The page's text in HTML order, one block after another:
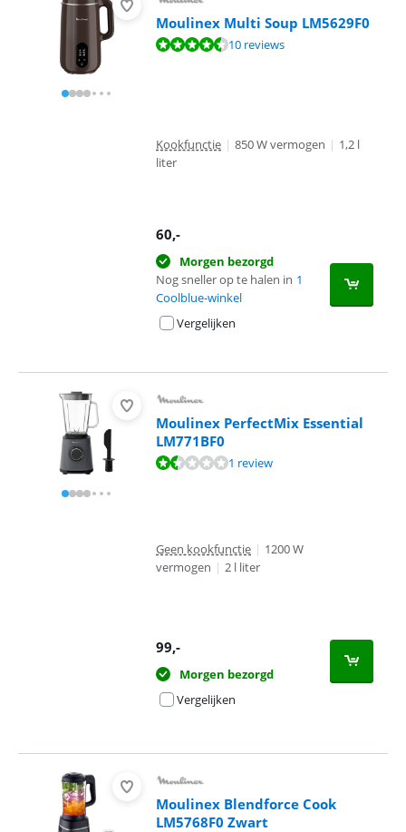
Moulinex Multi Soup LM5629F0
Beoordeling is 9,2 van de 10, gebaseerd op 10 reviews.
10 reviews
Kookfunctie | 850 W vermogen | 1,2 l
liter
60,-
Morgen bezorgd
Nog sneller op te halen in 1
Coolblue-winkel
Vergelijken
Moulinex PerfectMix Essential
LM771BF0
Beoordeling is 3,0 van de 10, gebaseerd op 1 review.
1 review
Geen kookfunctie | 1200 W
vermogen | 2 l liter
99,-
Morgen bezorgd
Vergelijken
Moulinex Blendforce Cook
LM5768F0 Zwart